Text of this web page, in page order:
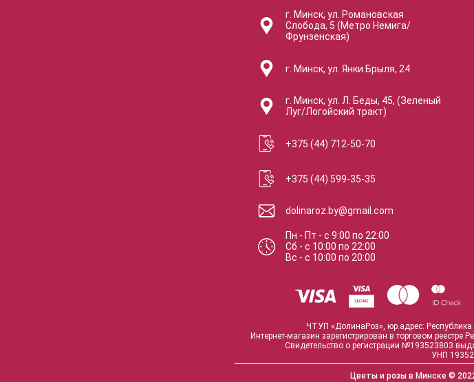
г. Минск, ул. Романовская
Слобода, 5 (Метро Немига/
Фрунзенская)
г. Минск, ул. Янки Брыля, 24
г. Минск, ул. Л. Беды, 45, (Зеленый
Луг/Логойский тракт)
+375 (44) 712-50-70
+375 (44) 599-35-35
dolinaroz.by@gmail.com
Пн - Пт -с 9:00по 22:00
Сб -с 10:00по 22:00
Вс -с 10:00по 20:00
ЧТУП «ДолинаРоз», юр.адрес:
Интернет-магазин зарегистрирован в торговом
Свидетельство о регистрации №193523803
УНП
Цветы и розы в Минске ©